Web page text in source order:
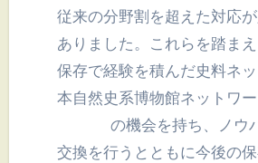
従来の分野割を超えた対応
ありました。これらを踏ま
保存で経験を積んだ史料ネ
本自然史系博物館ネットワ
の機会を持ち、ノウ
交換を行うとともに今後の